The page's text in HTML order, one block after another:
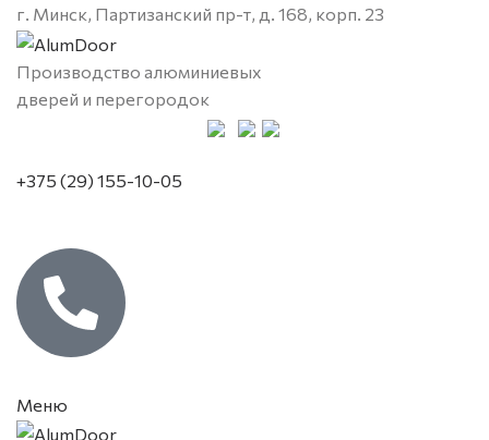
г. Минск, Партизанский пр-т, д. 168, корп. 23
Производство алюминиевых
дверей и перегородок
+375 (29) 155-10-05
Меню